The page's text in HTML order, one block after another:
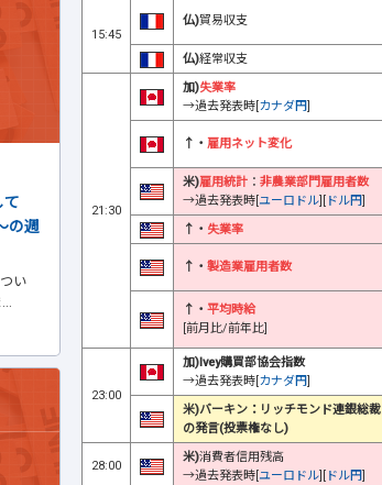
て
の週
い
15:45
仏)貿易収支
仏)経常収支
21:30
加)失業率
→過去発表時[カナダ円]
↑・ 雇用ネット変化
米)雇用統計 ： 非農業部門雇用者数
→過去発表時[ユーロドル][ ドル円]
↑・ 失業率
↑・ 製造業雇用者数
↑・ 平均時給
[前月比/前年比]
23:00
加)Ivey購買部協会指数
→過去発表時[カナダ円]
米)バーキン：リッチモンド連銀総裁
の発言(投票権なし)
28:00
米)消費者信用残高
→過去発表時[ユーロドル][ ドル円]